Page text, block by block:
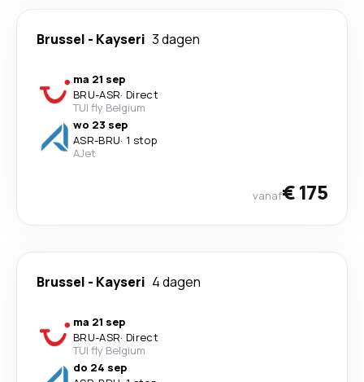
Brussel - Kayseri 3 dagen
ma 21 sep
BRU-ASR· Direct
TUI fly Belgium
wo 23 sep
ASR-BRU· 1 stop
AJet
vanaf€ 175
Brussel - Kayseri 4 dagen
ma 21 sep
BRU-ASR· Direct
TUI fly Belgium
do 24 sep